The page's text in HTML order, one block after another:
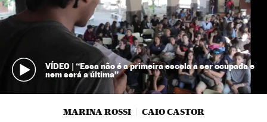
VÍDEO | “Essa não é a primeira escola a ser ocupada e
nem será a última”
MARINA ROSSI CAIO CASTOR